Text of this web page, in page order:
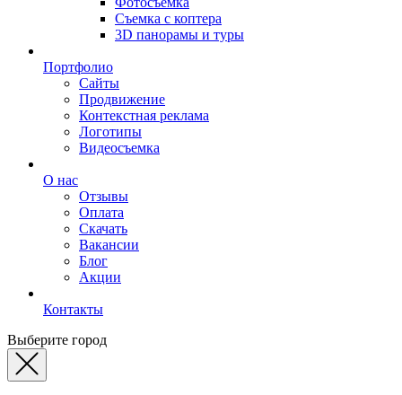
Съемка с коптера
3D панорамы и туры
Портфолио
Сайты
Продвижение
Контекстная реклама
Логотипы
Видеосъемка
О нас
Отзывы
Оплата
Скачать
Вакансии
Блог
Акции
Контакты
Выберите город